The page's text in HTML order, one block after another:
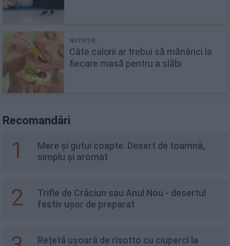
Câte calorii ar trebui să mănânci la
fiecare masă pentru a slăbi
Recomandări
1
Mere și gutui coapte. Desert de toamnă,
simplu și aromat
2
Trifle de Crăciun sau Anul Nou - desertul
festiv ușor de preparat
Rețetă ușoară de risotto cu ciuperci la